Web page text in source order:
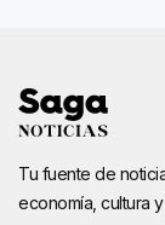
Tu fuente de
economía, cultura